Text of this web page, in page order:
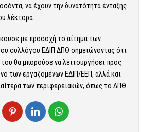
να έχουν την δυνατότητα ένταξης
λέκτορα.
με προσοχή το αίτημα των
συλλόγου ΕΔΙΠ ΔΠΘ σημειώνοντας ότι
θα μπορούσε να λειτουργήσει προς
των εργαζομένων ΕΔΙΠ/ΕΕΠ, αλλά και
των περιφερειακών, όπως το ΔΠΘ